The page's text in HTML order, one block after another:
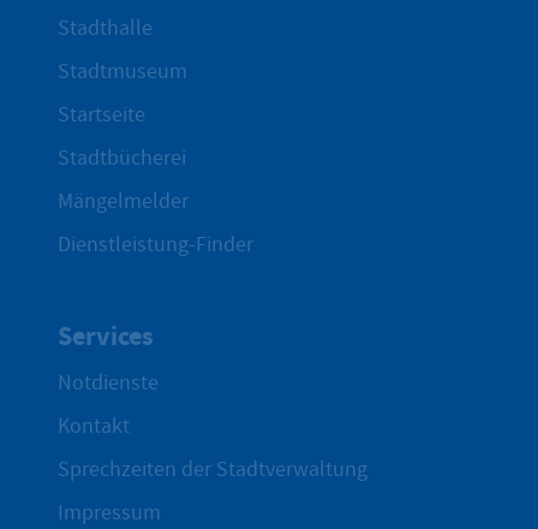
Stadthalle
Stadtmuseum
Startseite
Stadtbücherei
Mängelmelder
Dienstleistung-Finder
Services
Notdienste
Kontakt
Sprechzeiten der Stadtverwaltung
Impressum